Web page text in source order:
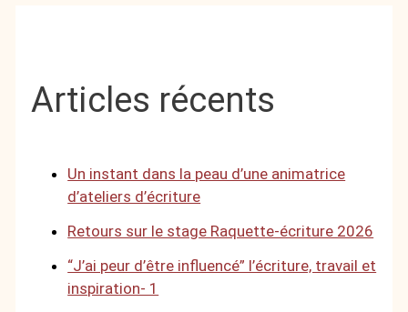
Articles récents
Un instant dans la peau d’une animatrice
d’ateliers d’écriture
Retours sur le stage Raquette-écriture 2026
“J’ai peur d’être influencé” l’écriture, travail et
inspiration- 1